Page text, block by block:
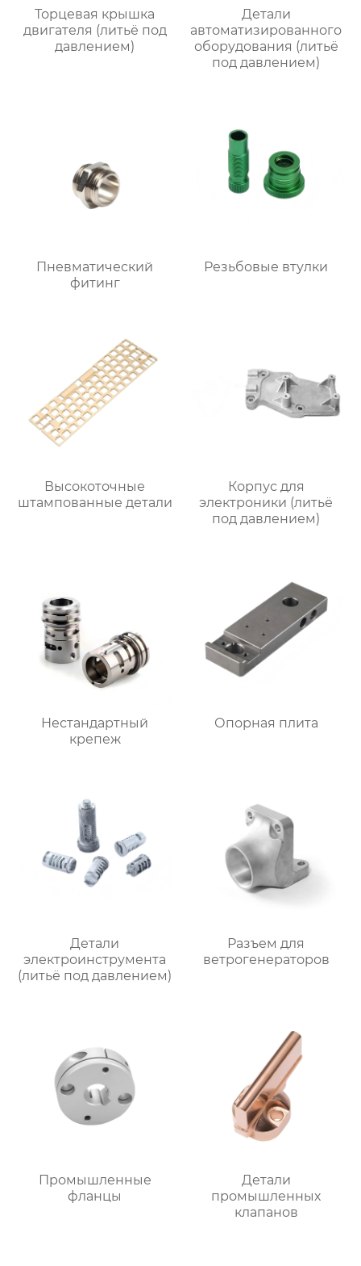
Торцевая крышка
двигателя (литьё под
давлением)
Детали
автоматизированного
оборудования (литьё
под давлением)
Пневматический
фитинг
Резьбовые втулки
Высокоточные
штампованные детали
Корпус для
электроники (литьё
под давлением)
Нестандартный
крепеж
Опорная плита
Детали
электроинструмента
(литьё под давлением)
Разъем для
ветрогенераторов
Промышленные
фланцы
Детали
промышленных
клапанов